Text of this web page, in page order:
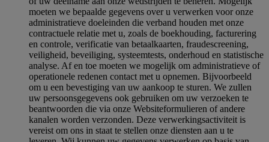
moeten we bepaalde gegevens over u verwerken voor onze
administratieve doeleinden die verband houden met onze
contractuele relatie met u, zoals de boekhouding, facturering
en controle, verificatie van betaalkaarten, fraudescreening,
veiligheid, beveiliging, systeemtests, onderhoud en statistische
analyse. Af en toe moeten we mogelijk om administratieve of
operationele redenen contact met u opnemen. Bijvoorbeeld
om u een bevestiging van uw aankoop te sturen. We zullen
uw persoonsgegevens ook gebruiken om uw verzoeken te
beantwoorden die via onze Websiteformulieren of andere
kanalen worden verzonden. Deze verwerkingsactiviteit is
vereist om ons in staat te stellen onze diensten aan u te